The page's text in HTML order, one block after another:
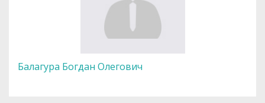
Балагура Богдан Олегович